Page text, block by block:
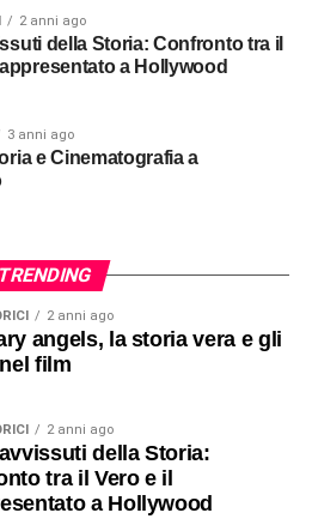
2 anni ago
a Hollywood
3 anni ago
TRENDING
2 anni ago
angels, la storia vera e gli
film
2 anni ago
della Storia:
tra il Vero e il
a Hollywood